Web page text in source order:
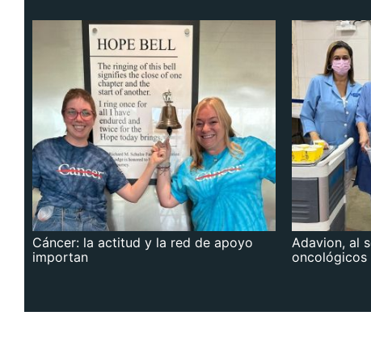
Cáncer: la actitud y la red de apoyo
importan
Adavion, al
oncológicos